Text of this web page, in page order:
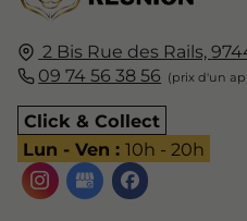
2 Bis Rue des Rails,
09 74 56 38 56
Click & Collect
Lun - Ven :10h - 20h